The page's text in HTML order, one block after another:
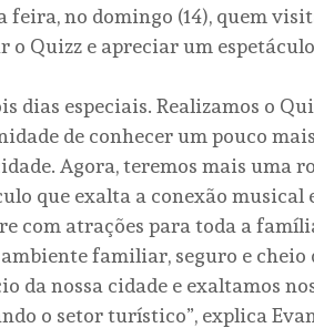
feira, no domingo (14), quem
o Quizz e apreciar um
dias especiais. Realizamos o
de conhecer um pouco
Agora, teremos mais uma
que exalta a conexão
com atrações para toda a
familiar, seguro e cheio
da nossa cidade e exaltamos
o setor turístico”, explica